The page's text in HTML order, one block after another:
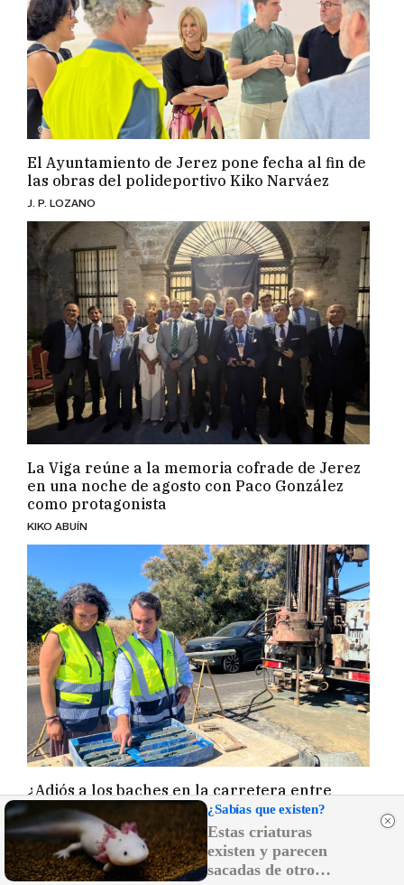
El Ayuntamiento de Jerez pone fecha al fin de
las obras del polideportivo Kiko Narváez
J. P. LOZANO
La Viga reúne a la memoria cofrade de Jerez
en una noche de agosto con Paco González
como protagonista
KIKO ABUÍN
¿Adiós a los baches en la carretera entre
Jerez y Sanlúcar? La Junta estudia el terreno
para empezar las obras
EMILIO CABRERA
¿Sabías que existen?
Estas criaturas
existen y parecen
sacadas de otro